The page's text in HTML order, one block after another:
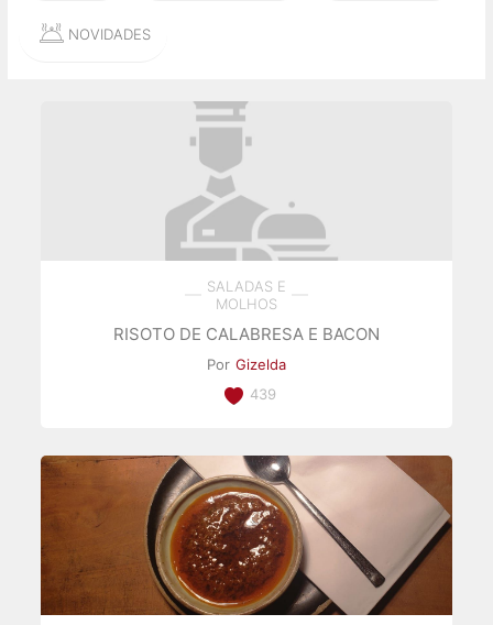
NOVIDADES
SALADAS E
MOLHOS
RISOTO DE CALABRESA E BACON
Por Gizelda
439